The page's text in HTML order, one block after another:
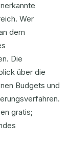
Wer
dem
Die
über die
Budgets und
gratis;